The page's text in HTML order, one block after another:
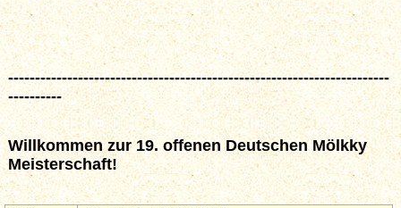
-----------------------------------------------------------------------
----------
Willkommen zur 19. offenen Deutschen Mölkky
Meisterschaft!